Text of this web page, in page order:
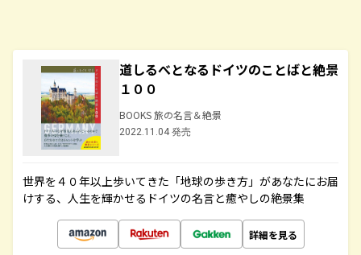
道しるべとなるドイツのことばと絶景
１００
BOOKS 旅の名言＆絶景
2022.11.04 発売
世界を４０年以上歩いてきた「地球の歩き方」があなたにお届
けする、人生を輝かせるドイツの名言と癒やしの絶景集
詳細を見る